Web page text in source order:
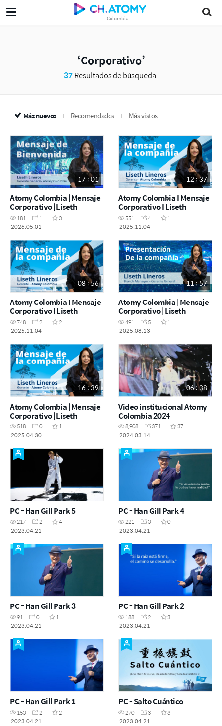
Colombia
Corporativo
37Resultados de búsqueda.
Más nuevos Recomendados Más vistos
17 : 01
Atomy Colombia | Mensaje
Corporativo | Liseth
Lineros | Academia del
Éxito | Cali
181 1
0
2026.05.01
12 : 37
Atomy Colombia I Mensaje
Corporativo I Liseth
Lineros I Academia del
Éxito I Bogotá
551 4
1
2025.11.04
08 : 56
Atomy Colombia I Mensaje
Corporativo I Liseth
Lineros I One Day Seminar
I Cartagena
748 2
2
2025.11.04
11 : 57
Atomy Colombia | Mensaje
Corporativo | Liseth
Lineros Gerente de sede |
One Day Seminar | Bogotá
491 5
1
2025.08.13
16 : 39
Atomy Colombia | Mensaje
Corporativo | Liseth
Lineros Gerente |
Academia del Éxito Bogotá
518 0
1
2025.04.30
06 : 38
Video institucional Atomy
Colombia 2024
8,908 371
37
2024.03.14
PC - Han Gill Park 5
217 2
4
2023.04.21
PC - Han Gill Park 4
221 0
0
2023.04.21
PC - Han Gill Park 3
91 0
1
2023.04.21
PC - Han Gill Park 2
188 2
3
2023.04.21
PC - Han Gill Park 1
150 2
2
2023.04.21
PC - Salto Cuántico
270 3
3
2023.04.21